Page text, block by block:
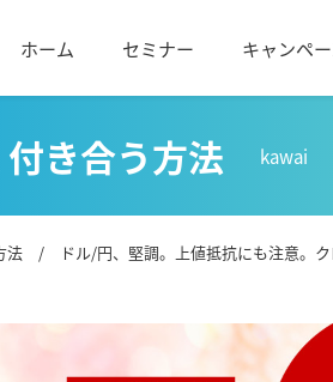
ホーム セミナー キャンペ
き合う方法 kawai
法 / ドル/円、堅調。上値抵抗にも注意。ク